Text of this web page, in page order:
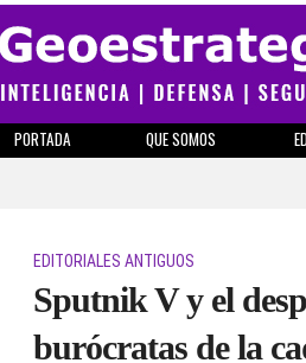
PORTADA QUE SOMOS
EDITORIALES ANTIGUOS
Sputnik V y el
burócratas de la